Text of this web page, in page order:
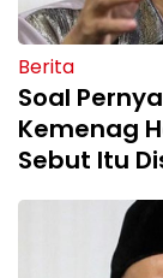
Berita
Soal
Kemenag
Sebut Itu